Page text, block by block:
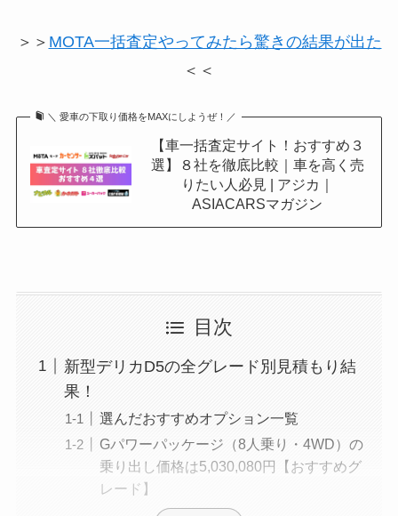
＞＞ MOTA一括査定やってみたら驚きの結果が出た
＜＜
＼ 愛車の下取り価格をMAXにしようぜ！／
【車一括査定サイト！おすすめ３
選】８社を徹底比較｜車を高く売
りたい人必見 | アジカ｜
ASIACARSマガジン
目次
新型デリカD5の全グレード別見積もり結
果！
選んだおすすめオプション一覧
Gパワーパッケージ（8人乗り・4WD）の
乗り出し価格は5,030,080円【おすすめグ
レード】